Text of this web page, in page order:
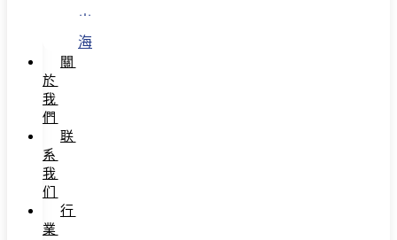
出
海
關
於
我
們
联
系
我
们
行
業